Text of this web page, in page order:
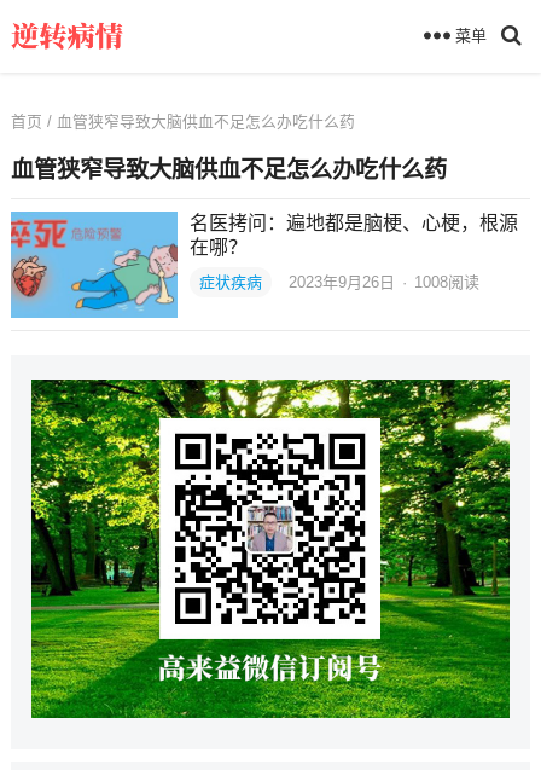
菜单
首页 / 血管狭窄导致大脑供血不足怎么办吃什么药
血管狭窄导致大脑供血不足怎么办吃什么药
名医拷问：遍地都是脑梗、心梗，根源
在哪？
症状疾病 2023年9月26日 · 1008阅读